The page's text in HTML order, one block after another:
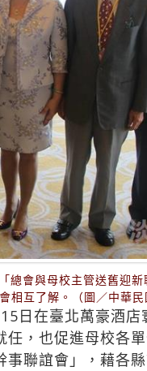
會與母校主管送舊迎
互了解。（圖／中華民
日在臺北萬豪酒
，也促進母校各
聯誼會」，藉各